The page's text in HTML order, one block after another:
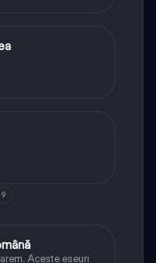
9
Aceste eseuri